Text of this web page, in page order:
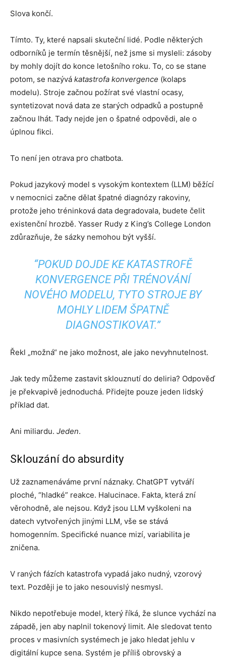
Slova končí.
Tímto. Ty, které napsali skuteční lidé. Podle některých
odborníků je termín těsnější, než jsme si mysleli: zásoby
by mohly dojít do konce letošního roku. To, co se stane
potom, se nazývá katastrofa konvergence (kolaps
modelu). Stroje začnou požírat své vlastní ocasy,
syntetizovat nová data ze starých odpadků a postupně
začnou lhát. Tady nejde jen o špatné odpovědi, ale o
úplnou fikci.
To není jen otrava pro chatbota.
Pokud jazykový model s vysokým kontextem (LLM) běžící
v nemocnici začne dělat špatné diagnózy rakoviny,
protože jeho tréninková data degradovala, budete čelit
existenční hrozbě. Yasser Rudy z King’s College London
zdůrazňuje, že sázky nemohou být vyšší.
“POKUD DOJDE KE KATASTROFĚ
KONVERGENCE PŘI TRÉNOVÁNÍ
NOVÉHO MODELU, TYTO STROJE BY
MOHLY LIDEM ŠPATNĚ
DIAGNOSTIKOVAT.”
Řekl „možná“ ne jako možnost, ale jako nevyhnutelnost.
Jak tedy můžeme zastavit sklouznutí do deliria? Odpověď
je překvapivě jednoduchá. Přidejte pouze jeden lidský
příklad dat.
Ani miliardu. Jeden.
Sklouzání do absurdity
Už zaznamenáváme první náznaky. ChatGPT vytváří
ploché, “hladké” reakce. Halucinace. Fakta, která zní
věrohodně, ale nejsou. Když jsou LLM vyškoleni na
datech vytvořených jinými LLM, vše se stává
homogenním. Specifické nuance mizí, variabilita je
zničena.
V raných fázích katastrofa vypadá jako nudný, vzorový
text. Později je to jako nesouvislý nesmysl.
Nikdo nepotřebuje model, který říká, že slunce vychází na
západě, jen aby naplnil tokenový limit. Ale sledovat tento
proces v masivních systémech je jako hledat jehlu v
digitální kupce sena. Systém je příliš obrovský a